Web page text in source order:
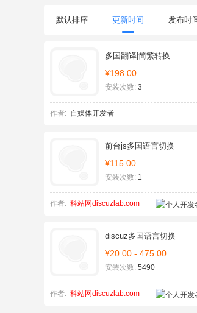
默认排序 更新时间 发布时
多国翻译|简繁转换
¥198.00
安装次数: 3
作者: 自媒体开发者
前台js多国语言切换
¥115.00
安装次数: 1
作者: 科站网discuzlab.com
discuz多国语言切换
¥20.00 - 475.00
安装次数: 5490
作者: 科站网discuzlab.com